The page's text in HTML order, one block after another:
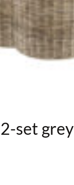
set grey